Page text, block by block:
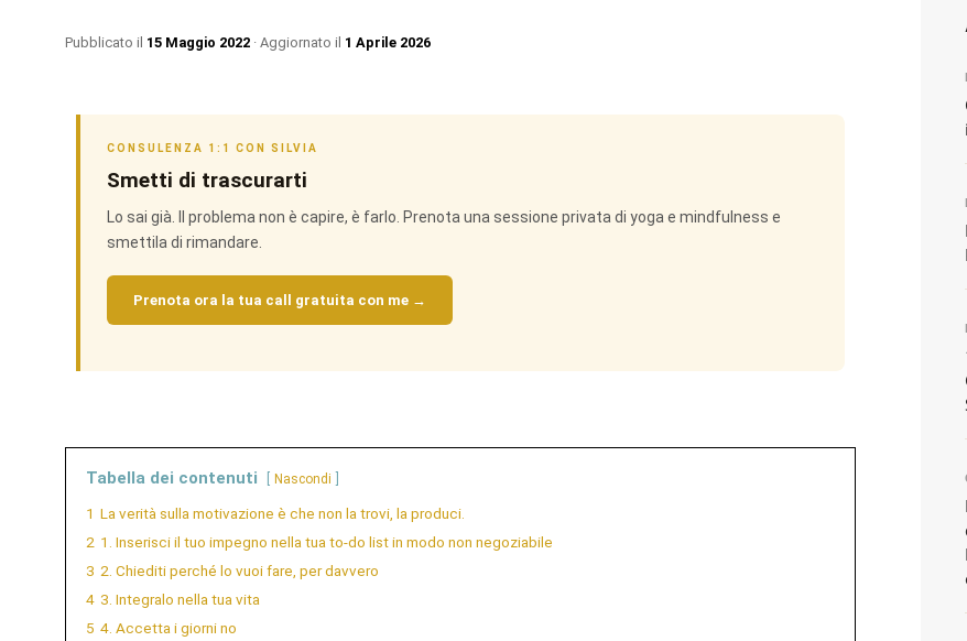
Pubblicato il 15 Maggio 2022· Aggiornato il 1 Aprile 2026
CONSULENZA 1:1 CON SILVIA
Smetti di trascurarti
Lo sai già. Il problema non è capire, è farlo. Prenota una sessione privata di yoga e mindfulness e
smettila di rimandare.
Prenota ora la tua call gratuita con me →
Tabella dei contenuti Nascondi
1 La verità sulla motivazione è che non la trovi, la produci.
2 1. Inserisci il tuo impegno nella tua to-do list in modo non negoziabile
3 2. Chiediti perché lo vuoi fare, per davvero
4 3. Integralo nella tua vita
5 4. Accetta i giorni no